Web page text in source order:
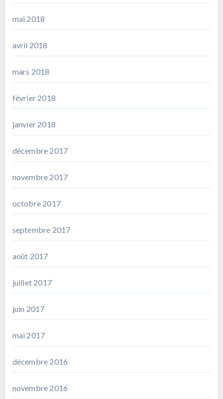
mai 2018
avril 2018
mars 2018
février 2018
janvier 2018
décembre 2017
novembre 2017
octobre 2017
septembre 2017
août 2017
juillet 2017
juin 2017
mai 2017
décembre 2016
novembre 2016